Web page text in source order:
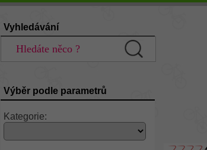
Vyhledávání
Výběr podle parametrů
Kategorie: